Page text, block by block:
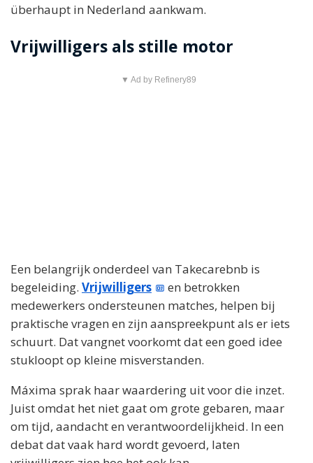
überhaupt in Nederland aankwam.
Vrijwilligers als stille motor
▼ Ad by Refinery89
Een belangrijk onderdeel van Takecarebnb is
begeleiding. Vrijwilligers
en betrokken
medewerkers ondersteunen matches, helpen bij
praktische vragen en zijn aanspreekpunt als er iets
schuurt. Dat vangnet voorkomt dat een goed idee
stukloopt op kleine misverstanden.
Máxima sprak haar waardering uit voor die inzet.
Juist omdat het niet gaat om grote gebaren, maar
om tijd, aandacht en verantwoordelijkheid. In een
debat dat vaak hard wordt gevoerd, laten